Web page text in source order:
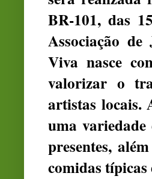
BR‑101, das
Associação
Viva nasce
valorizar o
artistas locais.
uma variedade
presentes,
comidas típicas